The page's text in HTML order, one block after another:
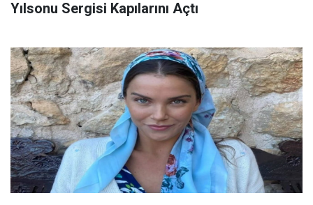
Yılsonu Sergisi Kapılarını Açtı